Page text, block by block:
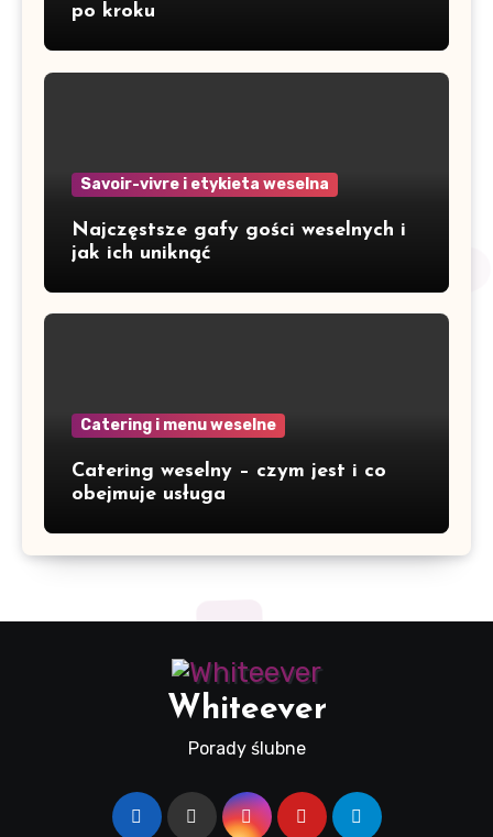
po kroku
Savoir-vivre i etykieta weselna
Najczęstsze gafy gości weselnych i
jak ich uniknąć
Catering i menu weselne
Catering weselny – czym jest i co
obejmuje usługa
Whiteever
Porady ślubne